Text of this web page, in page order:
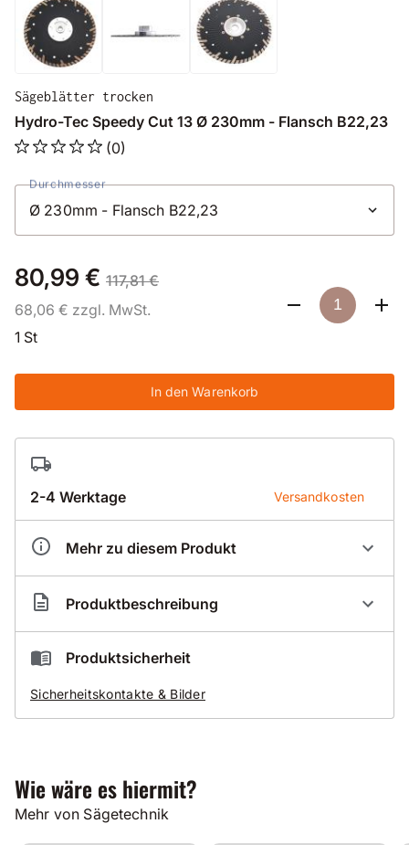
Sägeblätter trocken
Hydro-Tec Speedy Cut 13 Ø 230mm - Flansch B22,23
(0)
Durchmesser
80,99 € 117,81 €
68,06 € zzgl. MwSt.
1 St
In den Warenkorb
2-4 Werktage Versandkosten
Mehr zu diesem Produkt
Artikelnummer HY000028
Produktbeschreibung
Hydro-Tec Speedy Cut 13
mit Trägerschutzsegmenten
harte Natur-Kunstteine
Betonerzeugnisse
Marmor / Granit
Produktsicherheit
Sicherheitskontakte & Bilder
Wie wäre es hiermit?
Mehr von Sägetechnik